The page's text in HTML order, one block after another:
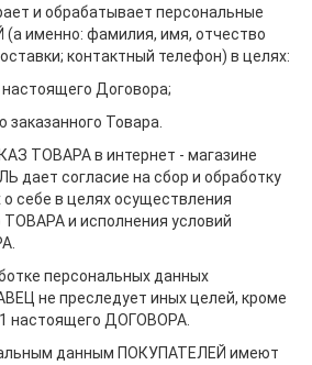
и обрабатывает персональные
именно: фамилия, имя, отчество
контактный телефон) в целях:
Договора;
заказанного Товара.
ТОВАРА в интернет - магазине
дает согласие на сбор и обработку
себе в целях осуществления
ТОВАРА и исполнения условий
персональных данных
не преследует иных целей, кроме
настоящего ДОГОВОРА.
данным ПОКУПАТЕЛЕЙ имеют